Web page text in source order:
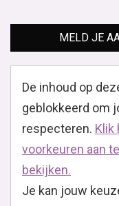
MELD JE
De inhoud op
geblokkeerd om
respecteren. Klik
voorkeuren aan
bekijken.
Je kan jouw